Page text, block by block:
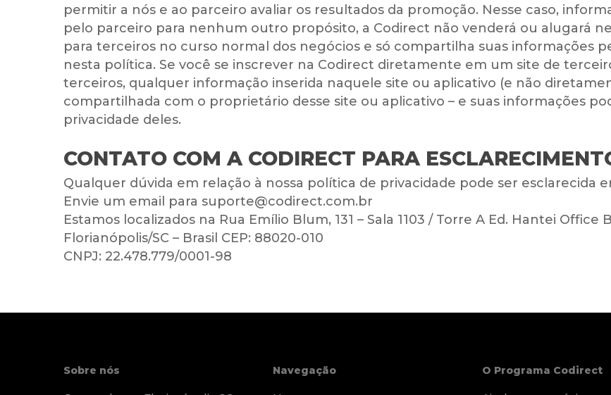
permitir a nós e ao parceiro avaliar os resultados da promoção. Nesse caso,
pelo parceiro para nenhum outro propósito, a Codirect não venderá ou alugará
para terceiros no curso normal dos negócios e só compartilha suas informações
nesta política. Se você se inscrever na Codirect diretamente em um site de
terceiros, qualquer informação inserida naquele site ou aplicativo (e não
compartilhada com o proprietário desse site ou aplicativo – e suas informações
privacidade deles.
CONTATO COM A CODIRECT PARA
Qualquer dúvida em relação à nossa política de privacidade pode ser esclarecida
Envie um email para suporte@codirect.com.br
Estamos localizados na Rua Emílio Blum, 131 – Sala 1103 / Torre A Ed. Hantei Office
Florianópolis/SC – Brasil CEP: 88020-010
CNPJ: 22.478.779/0001-98
Sobre nós Navegação O Programa Codirect